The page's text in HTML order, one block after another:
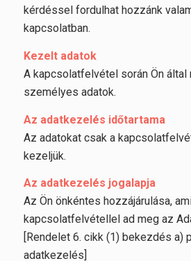
kérdéssel fordulhat hozzánk
kapcsolatban.
Kezelt adatok
A kapcsolatfelvétel során Ön által
személyes adatok.
Az adatkezelés időtartama
Az adatokat csak a
kezeljük.
Az adatkezelés jogalapja
Az Ön önkéntes hozzájárulása,
kapcsolatfelvétellel ad meg az
[Rendelet 6. cikk (1) bekezdés a)
adatkezelés]